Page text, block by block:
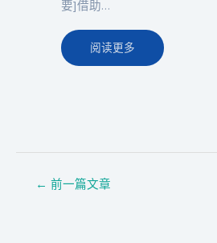
要]借助…
阅读更多
← 前一篇文章